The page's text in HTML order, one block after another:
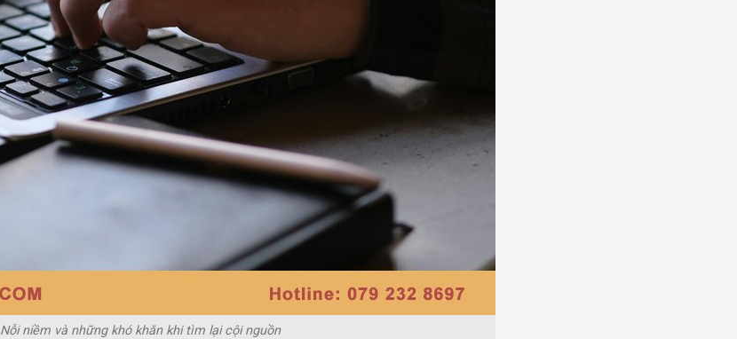
Nỗi niềm và những khó khăn khi tìm lại cội nguồn